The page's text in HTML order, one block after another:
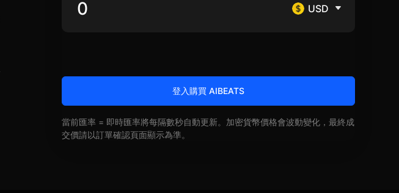
USD
登入購買 AIBEATS
當前匯率 = 即時匯率將每隔數秒自動更新。加密貨幣價格會波動變化，最終成
交價請以訂單確認頁面顯示為準。